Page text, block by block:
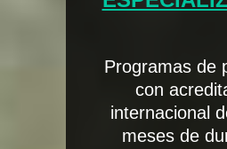
Programas de
con
internacional
meses de